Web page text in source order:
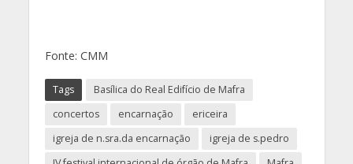
Fonte: CMM
Tags
Basílica do Real Edifício de Mafra
concertos
encarnação
ericeira
igreja de n.sra.da encarnação
igreja de s.pedro